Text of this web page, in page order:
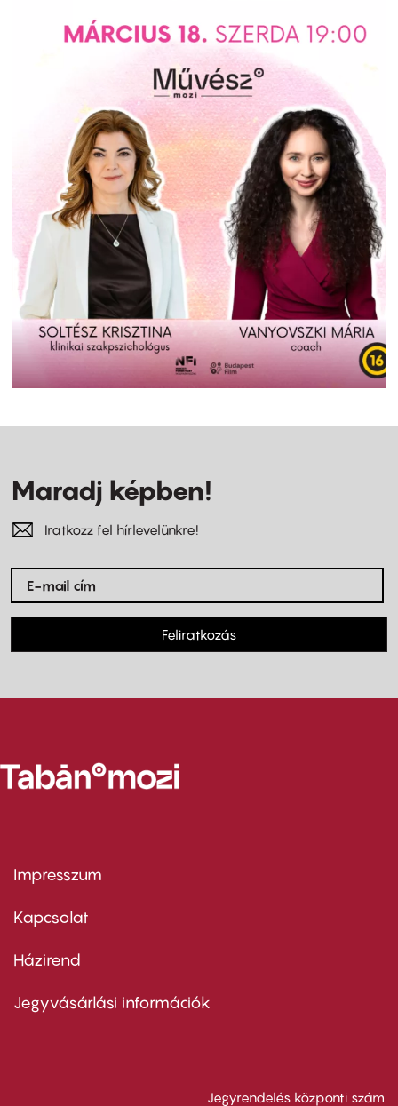
Maradj képben!
Iratkozz fel hírlevelünkre!
Feliratkozás
Footer
first
Impresszum
Kapcsolat
Footer
second
Házirend
Jegyvásárlási információk
Jegyrendelés központi szám